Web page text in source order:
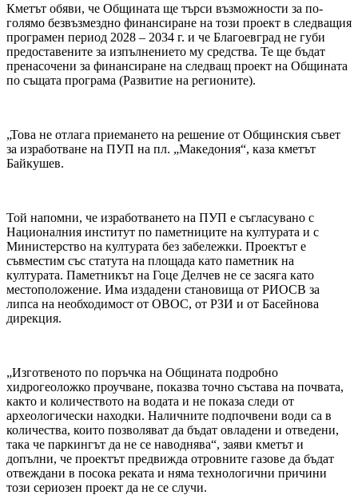
Кметът обяви, че Общината ще търси възможности за по-
голямо безвъзмездно финансиране на този проект в следващия
програмен период 2028 – 2034 г. и че Благоевград не губи
предоставените за изпълнението му средства. Те ще бъдат
пренасочени за финансиране на следващ проект на Общината
по същата програма (Развитие на регионите).
„Това не отлага приемането на решение от Общинския съвет
за изработване на ПУП на пл. „Македония“, каза кметът
Байкушев.
Той напомни, че изработването на ПУП е съгласувано с
Националния институт по паметниците на културата и с
Министерство на културата без забележки. Проектът е
съвместим със статута на площада като паметник на
културата. Паметникът на Гоце Делчев не се засяга като
местоположение. Има издадени становища от РИОСВ за
липса на необходимост от ОВОС, от РЗИ и от Басейнова
дирекция.
„Изготвеното по поръчка на Общината подробно
хидрогеоложко проучване, показва точно състава на почвата,
както и количеството на водата и не показа следи от
археологически находки. Наличните подпочвени води са в
количества, които позволяват да бъдат овладени и отведени,
така че паркингът да не се наводнява“, заяви кметът и
допълни, че проектът предвижда отровните газове да бъдат
отвеждани в посока реката и няма технологични причини
този сериозен проект да не се случи.